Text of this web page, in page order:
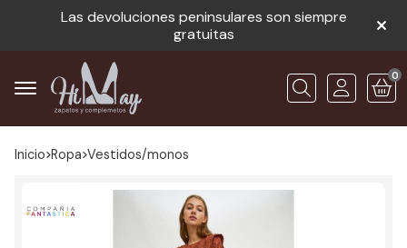
Las devoluciones peninsulares son siempre
gratuitas
Buscar
0
Inicio ropa vestidos/monos